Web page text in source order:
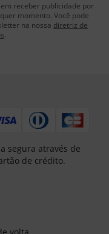
receber publicidade por
momento. Você pode
na nossa diretriz de
.
segura através de
de crédito.